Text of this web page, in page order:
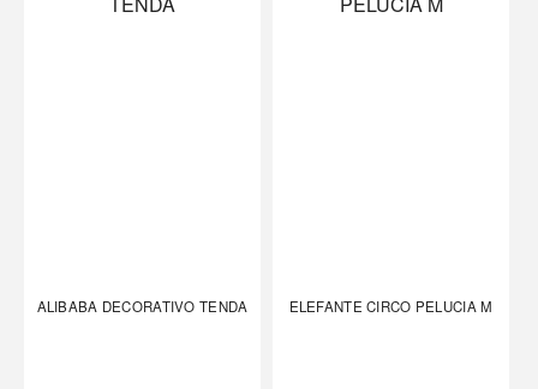
ALIBABA DECORATIVO TENDA ELEFANTE CIRCO PELUCIA M